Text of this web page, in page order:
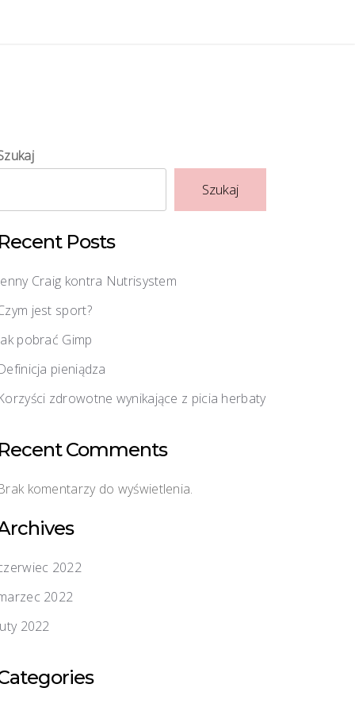
Szukaj
Recent Posts
Craig kontra Nutrisystem
jest sport?
pobrać Gimp
pieniądza
zdrowotne wynikające z picia herbaty
Recent Comments
komentarzy do wyświetlenia.
2022
2022
2022